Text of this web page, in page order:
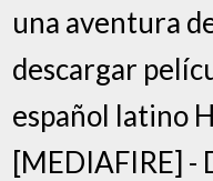
una aventura
descargar
español latino
[MEDIAFIRE] -